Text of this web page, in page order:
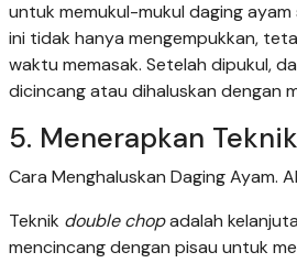
untuk memukul-mukul daging
ini tidak hanya mengempukkan,
waktu memasak. Setelah dipukul,
dicincang atau dihaluskan dengan
5. Menerapkan
Cara Menghaluskan Daging Ayam.
Teknik double chopadalah
mencincang dengan pisau untuk